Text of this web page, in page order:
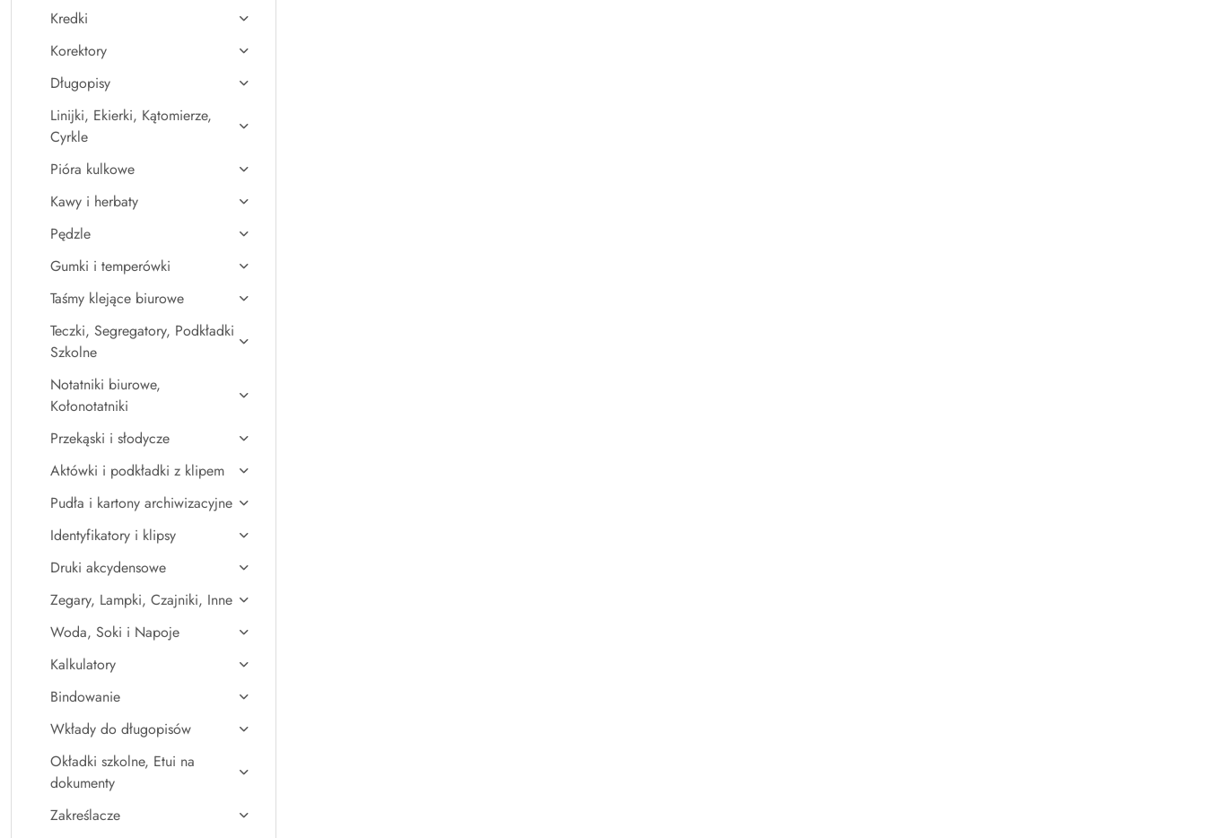
Kredki
Korektory
Długopisy
Linijki, Ekierki, Kątomierze,
Cyrkle
Pióra kulkowe
Kawy i herbaty
Pędzle
Gumki i temperówki
Taśmy klejące biurowe
Teczki, Segregatory, Podkładki
Szkolne
Notatniki biurowe,
Kołonotatniki
Przekąski i słodycze
Aktówki i podkładki z klipem
Pudła i kartony archiwizacyjne
Identyfikatory i klipsy
Druki akcydensowe
Zegary, Lampki, Czajniki, Inne
Woda, Soki i Napoje
Kalkulatory
Bindowanie
Wkłady do długopisów
Okładki szkolne, Etui na
dokumenty
Zakreślacze